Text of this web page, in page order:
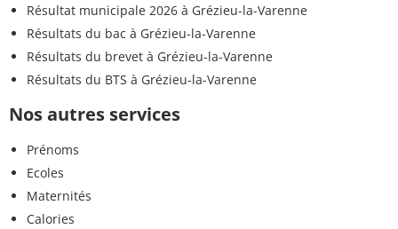
Résultat municipale 2026 à Grézieu-la-Varenne
Résultats du bac à Grézieu-la-Varenne
Résultats du brevet à Grézieu-la-Varenne
Résultats du BTS à Grézieu-la-Varenne
Nos autres services
Prénoms
Ecoles
Maternités
Calories